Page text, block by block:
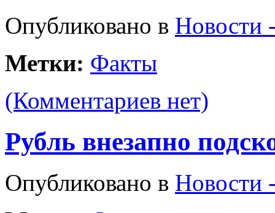
Опубликовано в Новости
Метки: Факты
(Комментариев нет)
Рубль внезапно
Опубликовано в Новости